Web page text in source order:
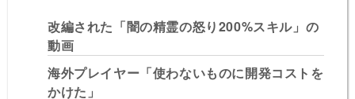
改編された「闇の精霊の怒り200%スキル」の
動画
海外プレイヤー「使わないものに開発コストを
かけた」